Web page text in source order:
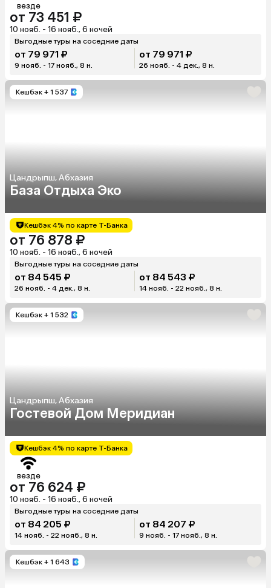
везде
от 73 451 ₽
10 нояб. - 16 нояб., 6 ночей
Выгодные туры на соседние даты
от 79 971 ₽
9 нояб. - 17 нояб., 8 н.
от 79 971 ₽
26 нояб. - 4 дек., 8 н.
Кешбэк + 1 537
Цандрыпш, Абхазия
База Отдыха Эко
Кешбэк 4% по карте Т-Банка
от 76 878 ₽
10 нояб. - 16 нояб., 6 ночей
Выгодные туры на соседние даты
от 84 545 ₽
26 нояб. - 4 дек., 8 н.
от 84 543 ₽
14 нояб. - 22 нояб., 8 н.
Кешбэк + 1 532
Цандрыпш, Абхазия
Гостевой Дом Меридиан
Кешбэк 4% по карте Т-Банка
везде
от 76 624 ₽
10 нояб. - 16 нояб., 6 ночей
Выгодные туры на соседние даты
от 84 205 ₽
14 нояб. - 22 нояб., 8 н.
от 84 207 ₽
9 нояб. - 17 нояб., 8 н.
Кешбэк + 1 643